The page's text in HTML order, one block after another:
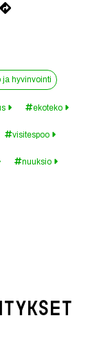
ja hyvinvointi
ekoteko
visitespoo
nuuksio